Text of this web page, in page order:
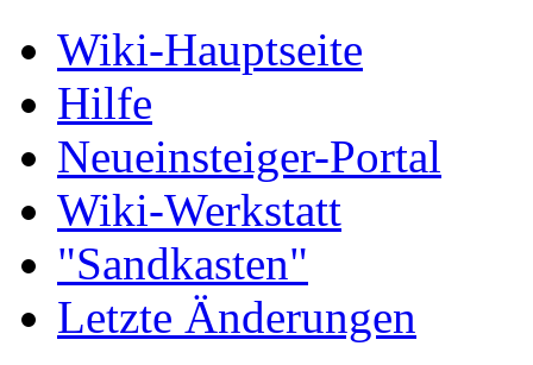
Wiki-Hauptseite
Hilfe
Neueinsteiger-Portal
Wiki-Werkstatt
"Sandkasten"
Letzte Änderungen